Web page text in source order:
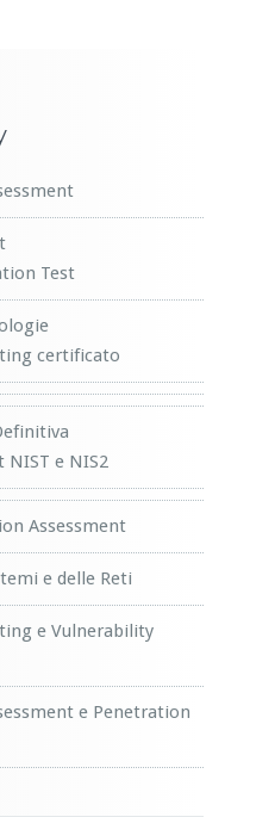
Test
certificato
NIST e NIS2
Assessment
e delle Reti
e Vulnerability
e Penetration